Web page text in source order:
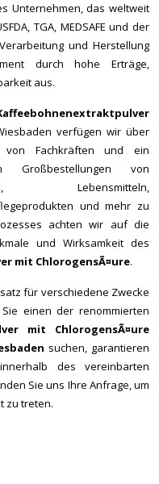
Unternehmen, das weltweit
TGA, MEDSAFE und der
und Herstellung
durch hohe Erträge,
aus.
verfügen wir über
von Fachkräften und ein
Großbestellungen von
Lebensmitteln,
und mehr zu
achten wir auf die
und Wirksamkeit des
mit ChlorogensÃ¤ure.
für verschiedene Zwecke
einen der renommierten
mit ChlorogensÃ¤ure
suchen, garantieren
des vereinbarten
Sie uns Ihre Anfrage, um
zu treten.